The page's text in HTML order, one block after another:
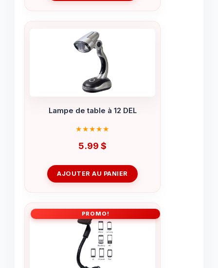
Lampe de table à 12 DEL
5.99 $
AJOUTER AU PANIER
PROMO!